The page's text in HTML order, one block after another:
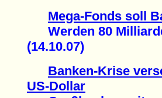
Mega-Fonds soll
Werden 80
(14.10.07)
Banken-Krise
US-Dollar